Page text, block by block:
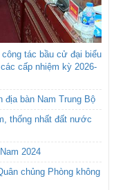
tác bầu cử đại biểu
cấp nhiệm kỳ 2026-
địa bàn Nam Trung Bộ
thống nhất đất nước
2024
chủng Phòng không